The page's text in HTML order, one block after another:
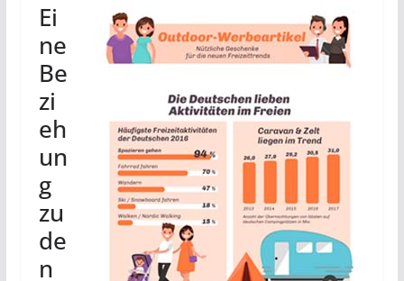
Ei
ne
Be
zi
eh
un
g
zu
de
n